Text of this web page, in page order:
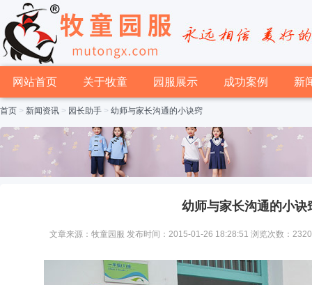
网站首页 关于牧童 园服展示 成功案例 新
首页 > 新闻资讯 > 园长助手 > 幼师与家长沟通的小诀窍
幼师与家长沟通的小诀
文章来源：牧童园服 发布时间：2015-01-26 18:28:51 浏览次数：2320